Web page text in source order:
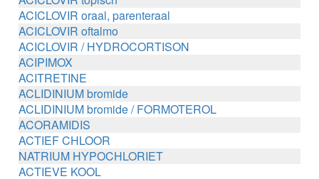
ACICLOVIR oraal, parenteraal
ACICLOVIR oftalmo
ACICLOVIR / HYDROCORTISON
ACIPIMOX
ACITRETINE
ACLIDINIUM bromide
ACLIDINIUM bromide / FORMOTEROL
ACORAMIDIS
ACTIEF CHLOOR
NATRIUM HYPOCHLORIET
ACTIEVE KOOL